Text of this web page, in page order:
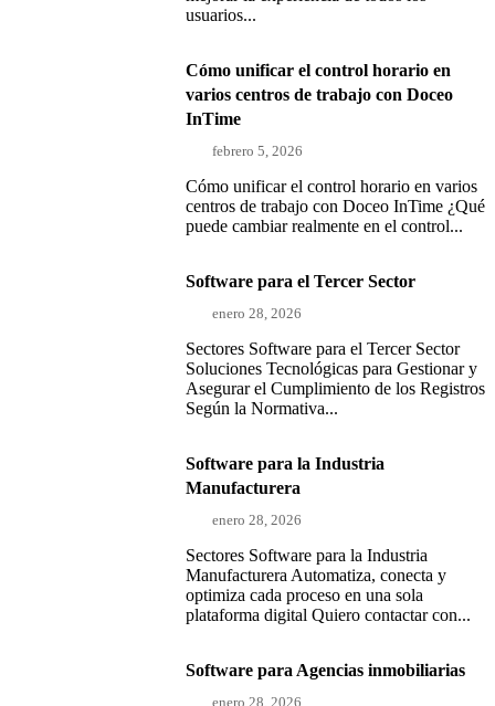
usuarios...
Cómo unificar el control horario en
varios centros de trabajo con Doceo
InTime
febrero 5, 2026
Cómo unificar el control horario en varios
centros de trabajo con Doceo InTime ¿Qué
puede cambiar realmente en el control...
Software para el Tercer Sector
enero 28, 2026
Sectores Software para el Tercer Sector
Soluciones Tecnológicas para Gestionar y
Asegurar el Cumplimiento de los Registros
Según la Normativa...
Software para la Industria
Manufacturera
enero 28, 2026
Sectores Software para la Industria
Manufacturera Automatiza, conecta y
optimiza cada proceso en una sola
plataforma digital Quiero contactar con...
Software para Agencias inmobiliarias
enero 28, 2026